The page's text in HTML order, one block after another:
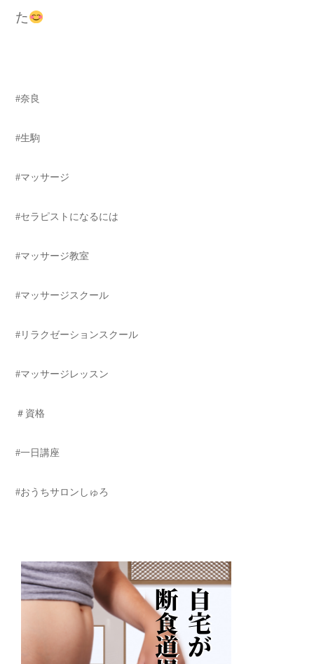
た
#奈良
#生駒
#マッサージ
#セラピストになるには
#マッサージ教室
#マッサージスクール
#リラクゼーションスクール
#マッサージレッスン
＃資格
#一日講座
#おうちサロンしゅろ